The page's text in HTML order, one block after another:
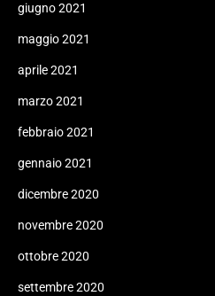
giugno 2021
maggio 2021
aprile 2021
marzo 2021
febbraio 2021
gennaio 2021
dicembre 2020
novembre 2020
ottobre 2020
settembre 2020